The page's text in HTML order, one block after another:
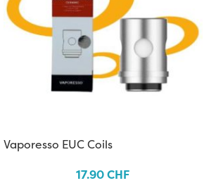
Vaporesso EUC Coils
17.90CHF